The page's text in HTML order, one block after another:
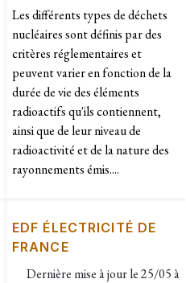
Les différents types de déchets
nucléaires sont définis par des
critères réglementaires et
peuvent varier en fonction de la
durée de vie des éléments
radioactifs qu'ils contiennent,
ainsi que de leur niveau de
radioactivité et de la nature des
rayonnements émis....
EDF ÉLECTRICITÉ DE
FRANCE
Dernière mise à jour le25/05 à